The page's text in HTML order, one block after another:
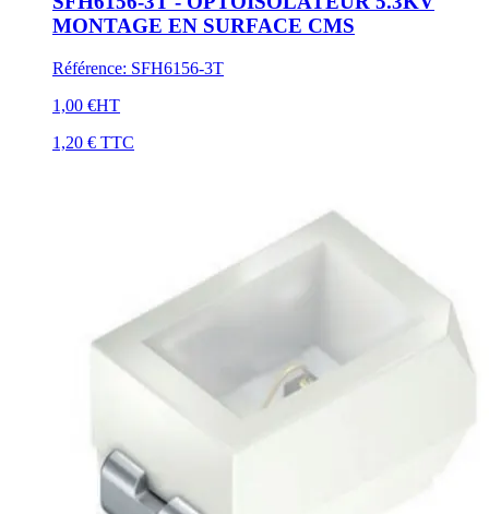
MONTAGE EN SURFACE CMS
Référence: SFH6156-3T
1,00 €HT
1,20 € TTC